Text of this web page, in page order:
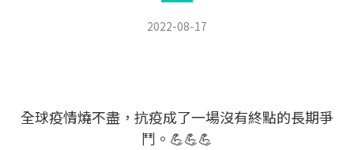
2022-08-17
全球疫情燒不盡，抗疫成了一場沒有終點的長期爭
鬥。💪💪💪